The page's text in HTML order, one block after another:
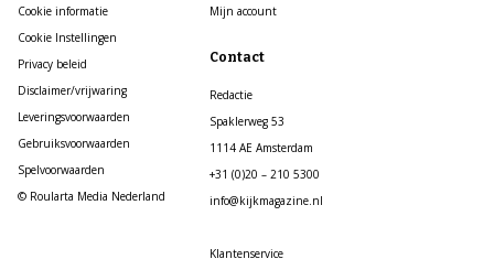
Cookie informatie
Cookie Instellingen
Privacy beleid
Disclaimer/vrijwaring
Leveringsvoorwaarden
Gebruiksvoorwaarden
Spelvoorwaarden
© Roularta Media Nederland
Mijn account
Contact
Redactie
Spaklerweg 53
1114 AE Amsterdam
+31 (0)20 – 210 5300
info@kijkmagazine.nl
Klantenservice